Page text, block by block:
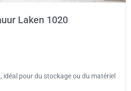
Laken 1020
idéal pour du stockage ou du matériel